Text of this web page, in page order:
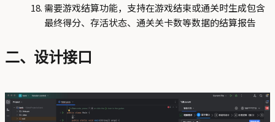
需要游戏结算功能，支持在游戏结束或通关时生成包含
最终得分、存活状态、通关关卡数等数据的结算报告
二、设计接口